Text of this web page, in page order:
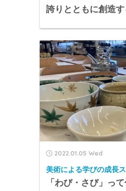
誇りとともに創造す
2022.01.05 Wed
美術による学びの成長
「わび・さび」っ